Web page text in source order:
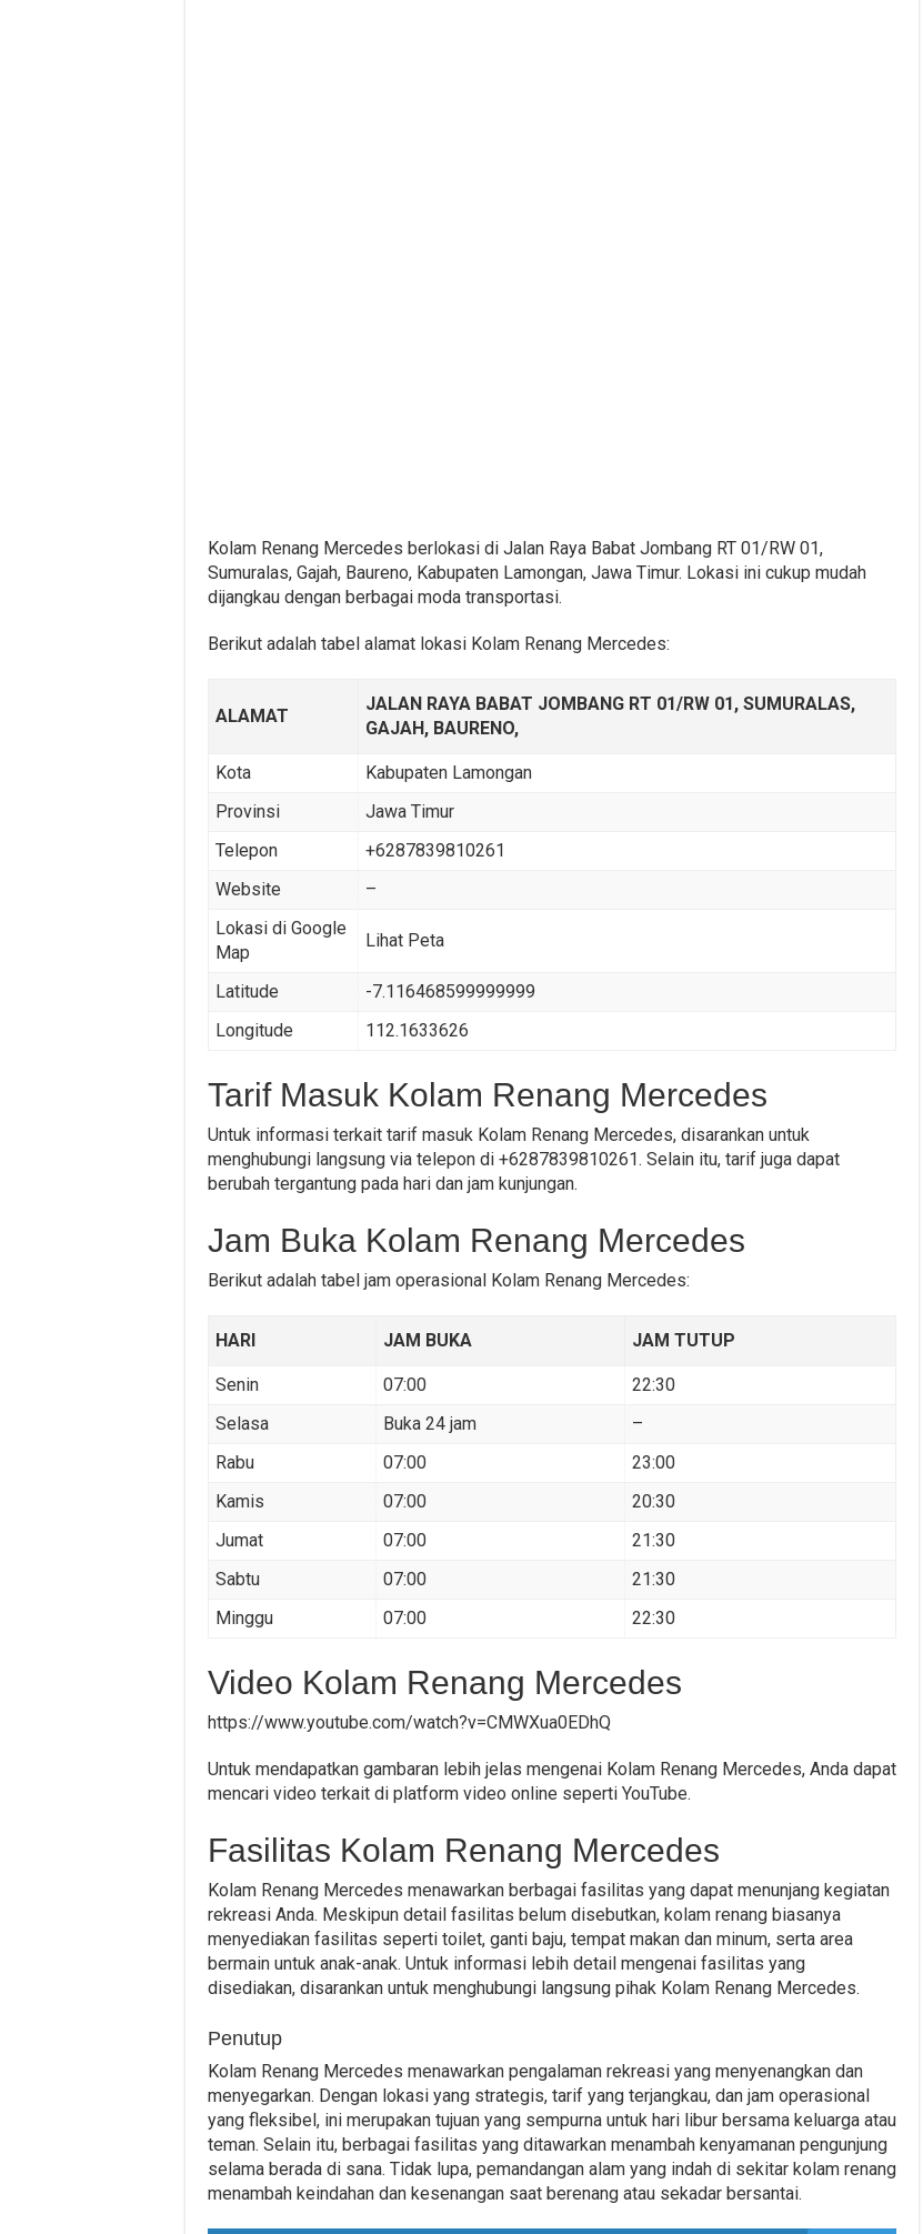
Kolam Renang Mercedes berlokasi di Jalan Raya Babat Jombang RT 01/RW 01,
Sumuralas, Gajah, Baureno, Kabupaten Lamongan, Jawa Timur. Lokasi ini cukup mudah
dijangkau dengan berbagai moda transportasi.
Berikut adalah tabel alamat lokasi Kolam Renang Mercedes:
ALAMAT
JALAN RAYA BABAT JOMBANG RT 01/RW 01, SUMURALAS,
GAJAH, BAURENO,
Kota
Kabupaten Lamongan
Provinsi
Jawa Timur
Telepon
+6287839810261
Website
–
Lokasi di Google
Map
Lihat Peta
Latitude
-7.116468599999999
Longitude
112.1633626
Tarif Masuk Kolam Renang Mercedes
Untuk informasi terkait tarif masuk Kolam Renang Mercedes, disarankan untuk
menghubungi langsung via telepon di +6287839810261. Selain itu, tarif juga dapat
berubah tergantung pada hari dan jam kunjungan.
Jam Buka Kolam Renang Mercedes
Berikut adalah tabel jam operasional Kolam Renang Mercedes:
HARI JAM BUKA JAM TUTUP
Senin 07:00
22:30
Selasa
Buka 24 jam
–
Rabu
07:00
23:00
Kamis
07:00
20:30
Jumat
07:00
21:30
Sabtu
07:00
21:30
Minggu
07:00 22:30
Video Kolam Renang Mercedes
https://www.youtube.com/watch?v=CMWXua0EDhQ
Untuk mendapatkan gambaran lebih jelas mengenai Kolam Renang Mercedes, Anda dapat
mencari video terkait di platform video online seperti YouTube.
Fasilitas Kolam Renang Mercedes
Kolam Renang Mercedes menawarkan berbagai fasilitas yang dapat menunjang kegiatan
rekreasi Anda. Meskipun detail fasilitas belum disebutkan, kolam renang biasanya
menyediakan fasilitas seperti toilet, ganti baju, tempat makan dan minum, serta area
bermain untuk anak-anak. Untuk informasi lebih detail mengenai fasilitas yang
disediakan, disarankan untuk menghubungi langsung pihak Kolam Renang Mercedes.
Penutup
Kolam Renang Mercedes menawarkan pengalaman rekreasi yang menyenangkan dan
menyegarkan. Dengan lokasi yang strategis, tarif yang terjangkau, dan jam operasional
yang fleksibel, ini merupakan tujuan yang sempurna untuk hari libur bersama keluarga atau
teman. Selain itu, berbagai fasilitas yang ditawarkan menambah kenyamanan pengunjung
selama berada di sana. Tidak lupa, pemandangan alam yang indah di sekitar kolam renang
menambah keindahan dan kesenangan saat berenang atau sekadar bersantai.